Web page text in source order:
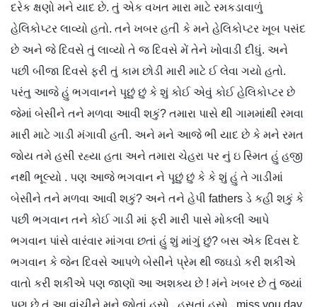
દરેક ક્ષણો મને યાદ છે. તું એક વખત મારા માટે રમકડાવાળું
હેલિકોપ્ટર લાવ્યો હતો. તને ખબર હતી કે મને હેલિકોપ્ટર ખૂબ પસંદ
છે અને જે દિવસે તું લાવ્યો તે જ દિવસે મેં તેને ખોવાડી દીધું. અને
પછી બીજા દિવસે ફરી તું કામ છોડી મારી માટે ઈ લેવા ગયો હતો.
પરંતુ આજે હું ભગવાનને પૂછું છું કે શું કોઈ એવું કોઈ હેલિકોપ્ટર છે
જેમાં બેસીને તને મળવા આવી શકું? તમારા પાસે થી ગામમાંથી રમવા
મારી માટે ગાડી મંગાવી હતી. અને મને આજે ભી યાદ છે કે મને રમત
જોય તમે હસી રહ્યા હતા અને તમારા ચેહરા પર નું ઇ સ્મિત હું હજી
નથી ભૂલ્યો . પણ આજે ભગવાન ને પૂછું છું કે કે શું હું તે ગાડીમાં
બેસીને તને મળવા આવી શકું? અને તને હેપી fathers ડે કહી શકું કે
પછી ભગવાન તને કોઈ ગાડી માં ફરી મારી પાસે મોકલી આપે
ભગવાન પાંસે વારંવાર માંગવા છતાં હું શું માંગું છું? બસ એક દિવસ દે
ભગવાન કે જેન દિવસે આપળે બેસીને પ્રેમ થી જઘડો કરી શકીએ
વાતો કરી શકીએ પણ જાણૉ આ અશક્ય છે ! મંને ખબર છે તું જ્યાં
પણ છે તું આ વાંચીને મને જોતાં હસો , હસતાં હસો . miss you day